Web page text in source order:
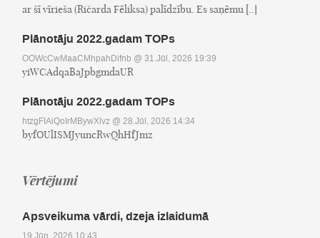
ar šī vīrieša (Ričarda Fēliksa) palīdzību. Es saņēmu [..]
Plānotāju 2022.gadam TOPs
OOWcCwMaaCMhpahDifnb @ 31.Jūl, 2026 19:39
yiWCAdqaBaJpbgmdaUR
Plānotāju 2022.gadam TOPs
htzgFIAiQoIrMBywXlvz @ 28.Jūl, 2026 14:34
byfOUlISMJyuncRwQhHfJmz
Vērtējumi
Apsveikuma vārdi, dzeja izlaidumā